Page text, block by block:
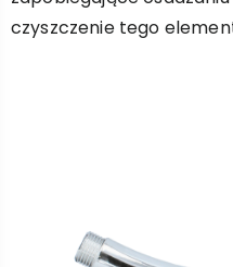
czyszczenie tego